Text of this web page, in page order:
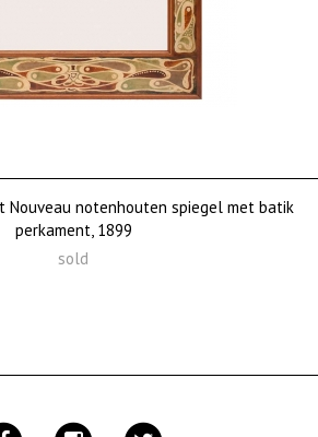
Nouveau notenhouten spiegel met batik
perkament, 1899
sold